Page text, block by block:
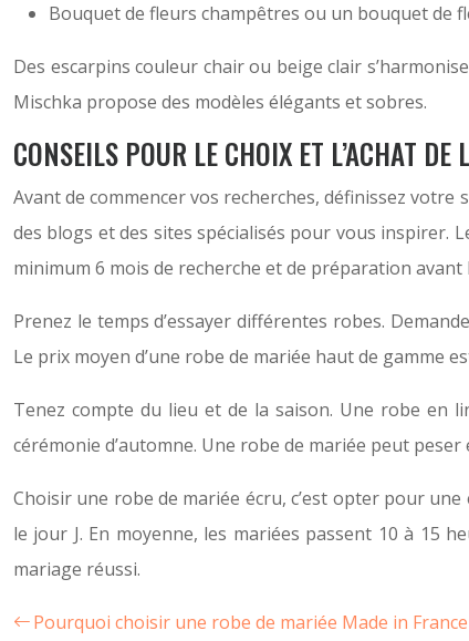
Bouquet de fleurs champêtres ou un bouquet de
Des escarpins couleur chair ou beige clair
Mischka propose des modèles élégants et sobres.
CONSEILS POUR LE CHOIX ET L’ACHAT DE
Avant de commencer vos recherches, définissez
des blogs et des sites spécialisés pour vous inspirer.
minimum 6 mois de recherche et de préparation avant
Prenez le temps d’essayer différentes robes.
Le prix moyen d’une robe de mariée haut de gamme
Tenez compte du lieu et de la saison. Une robe en
cérémonie d’automne. Une robe de mariée peut
Choisir une robe de mariée écru, c’est opter pour
le jour J. En moyenne, les mariées passent 10 à 15
mariage réussi.
Pourquoi choisir une robe de mariée Made in